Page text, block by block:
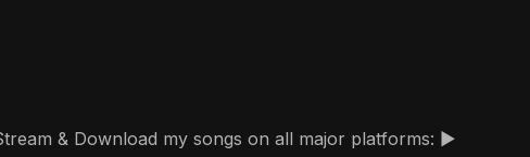
& Download my songs on all major platforms: ▶️